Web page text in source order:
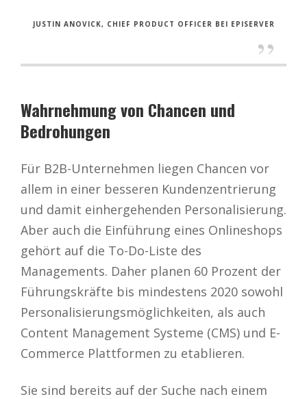
JUSTIN ANOVICK, CHIEF PRODUCT OFFICER BEI EPISERVER
Wahrnehmung von Chancen und
Bedrohungen
Für B2B-Unternehmen liegen Chancen vor
allem in einer besseren Kundenzentrierung
und damit einhergehenden Personalisierung.
Aber auch die Einführung eines Onlineshops
gehört auf die To-Do-Liste des
Managements. Daher planen 60 Prozent der
Führungskräfte bis mindestens 2020 sowohl
Personalisierungsmöglichkeiten, als auch
Content Management Systeme (CMS) und E-
Commerce Plattformen zu etablieren.
Sie sind bereits auf der Suche nach einem